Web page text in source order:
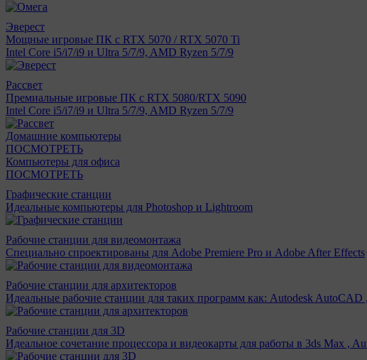
Эверест
Мощные игровые ПК с RTX 5070 / RTX 5070 Ti
Intel Core i5/i7/i9 и Ultra 5/7/9, AMD Ryzen 5/7/9
Рассвет
Премиальные игровые ПК с RTX 5080/RTX 5090
Intel Core i5/i7/i9 и Ultra 5/7/9, AMD Ryzen 5/7/9
Домашние компьютеры
ПОСМОТРЕТЬ
Компьютеры для офиса
ПОСМОТРЕТЬ
Графические станции
Идеальные компьютеры для Photoshop и Lightroom
Рабочие станции для видеомонтажа
Специально спроектированы для Adobe Premiere Pro и Adobe After Effects
Рабочие станции для архитекторов
Идеальные рабочие станции для таких программ как: Autodesk
Рабочие станции для 3D
Идеальное сочетание процессора и видеокарты для работы в 3ds Max ,